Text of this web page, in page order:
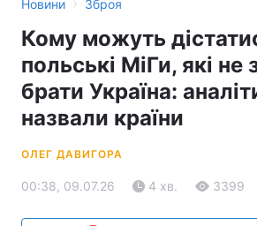
Новини Зброя
Кому можуть
польські МіГи, які не
брати Україна:
назвали країни
ОЛЕГ ДАВИГОРА
00:38, 09.07.26 4 хв. 3399